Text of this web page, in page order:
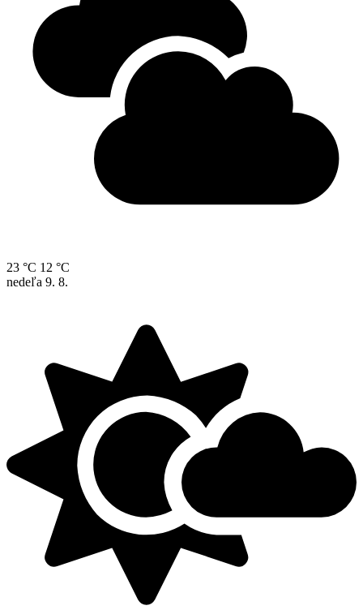
23 °C 12 °C
nedeľa 9. 8.